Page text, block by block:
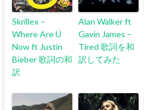
Skrillex –
Where Are Ü
Now ft Justin
Bieber 歌詞の和
訳
Alan Walker ft
Gavin James –
Tired 歌詞を和
訳してみた